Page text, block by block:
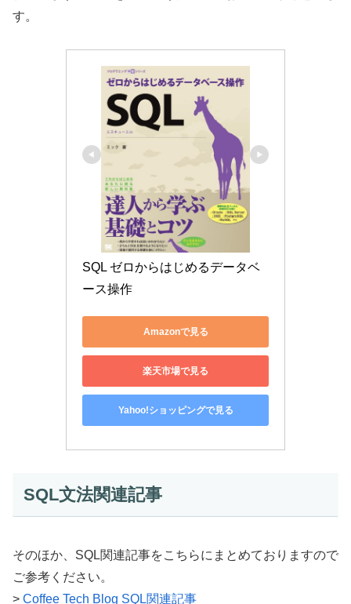
す。
SQL ゼロからはじめるデータベ
ース操作
Amazonで見る
楽天市場で見る
Yahoo!ショッピングで見る
SQL文法関連記事
そのほか、SQL関連記事をこちらにまとめておりますので
ご参考ください。
> Coffee Tech Blog SQL関連記事